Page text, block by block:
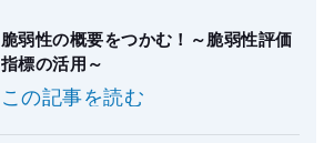
脆弱性の概要をつかむ！～脆弱性評価
指標の活用～
この記事を読む